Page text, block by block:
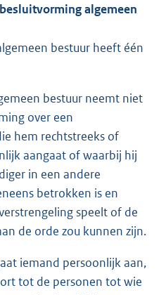
algemeen
bestuur heeft één
bestuur neemt niet
over een
hem rechtstreeks of
aangaat of waarbij hij
in een andere
betrokken is en
speelt of de
de orde zou kunnen zijn.
iemand persoonlijk aan,
tot de personen tot wie